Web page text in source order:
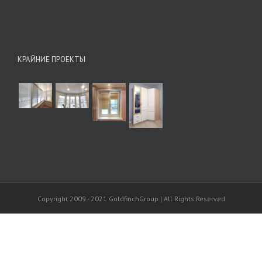
КРАЙНИЕ ПРОЕКТЫ
Copyright 2009 - 2021 GoldfinchGroup | All Rights Reserved